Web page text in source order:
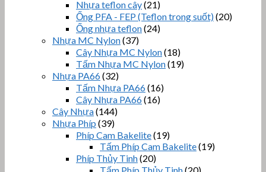
Nhựa teflon cây(21)
Ống PFA - FEP (Teflon trong suốt)(20)
Ống nhựa teflon(24)
Nhựa MC Nylon(37)
Cây Nhựa MC Nylon(18)
Tấm Nhựa MC Nylon(19)
Nhựa PA66(32)
Tấm Nhựa PA66(16)
Cây Nhựa PA66(16)
Cây Nhựa(144)
Nhựa Phíp (39)
Phíp Cam Bakelite(19)
Tấm Phíp Cam Bakelite(19)
Phíp Thủy Tinh(20)